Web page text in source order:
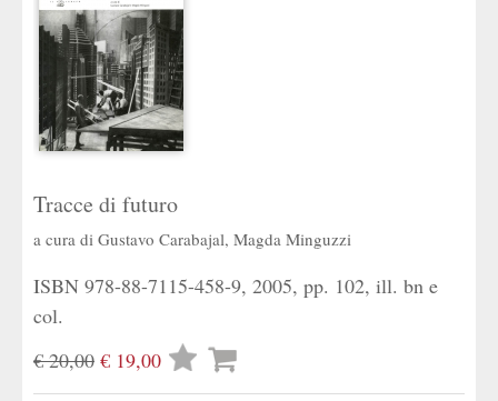
Tracce di futuro
a cura di Gustavo Carabajal, Magda Minguzzi
ISBN 978-88-7115-458-9, 2005, pp. 102, ill. bn e
col.
€ 20,00 € 19,00 Lista
desideri